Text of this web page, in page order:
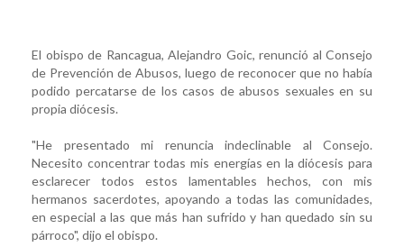
El obispo de Rancagua, Alejandro Goic, renunció al Consejo
de Prevención de Abusos, luego de reconocer que no había
podido percatarse de los casos de abusos sexuales en su
propia diócesis.
"He presentado mi renuncia indeclinable al Consejo.
Necesito concentrar todas mis energías en la diócesis para
esclarecer todos estos lamentables hechos, con mis
hermanos sacerdotes, apoyando a todas las comunidades,
en especial a las que más han sufrido y han quedado sin su
párroco", dijo el obispo.